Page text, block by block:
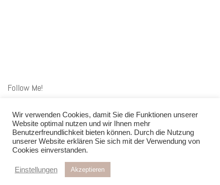
Follow Me!
Datenschutz AGB Impressum
Kontakt
Liefer- und Zahlungsbedingungen
Neve| Präsentiert von
Wir verwenden Cookies, damit Sie die Funktionen unserer
Website optimal nutzen und wir Ihnen mehr
Benutzerfreundlichkeit bieten können. Durch die Nutzung
unserer Website erklären Sie sich mit der Verwendung von
Cookies einverstanden.
Einstellungen Akzeptieren